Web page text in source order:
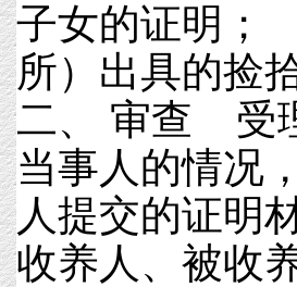
子女的证明；
所）出具的捡
二、 审查 受
当事人的情况
人提交的证明
收养人、被收